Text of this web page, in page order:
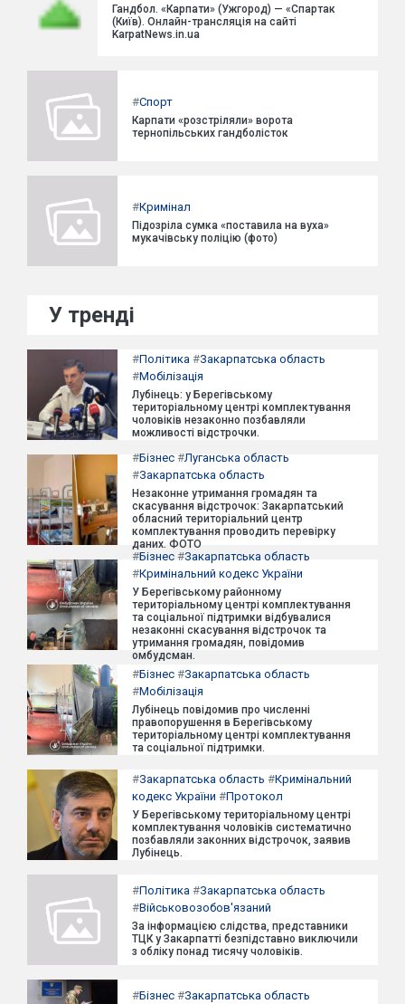
Гандбол. «Карпати» (Ужгород) — «Спартак
(Київ). Онлайн-трансляція на сайті
KarpatNews.in.ua
#Спорт
Карпати «розстріляли» ворота
тернопільських гандболісток
#Кримінал
Підозріла сумка «поставила на вуха»
мукачівську поліцію (фото)
У тренді
#Політика #Закарпатська область
#Мобілізація
Лубінець: у Берегівському
територіальному центрі комплектування
чоловіків незаконно позбавляли
можливості відстрочки.
#Бізнес #Луганська область
#Закарпатська область
Незаконне утримання громадян та
скасування відстрочок: Закарпатський
обласний територіальний центр
комплектування проводить перевірку
даних. ФОТО
#Бізнес #Закарпатська область
#Кримінальний кодекс України
У Берегівському районному
територіальному центрі комплектування
та соціальної підтримки відбувалися
незаконні скасування відстрочок та
утримання громадян, повідомив
омбудсман.
#Бізнес #Закарпатська область
#Мобілізація
Лубінець повідомив про численні
правопорушення в Берегівському
територіальному центрі комплектування
та соціальної підтримки.
#Закарпатська область #Кримінальний
кодекс України #Протокол
У Берегівському територіальному центрі
комплектування чоловіків систематично
позбавляли законних відстрочок, заявив
Лубінець.
#Політика #Закарпатська область
#Військовозобов'язаний
За інформацією слідства, представники
ТЦК у Закарпатті безпідставно виключили
з обліку понад тисячу чоловіків.
#Бізнес #Закарпатська область